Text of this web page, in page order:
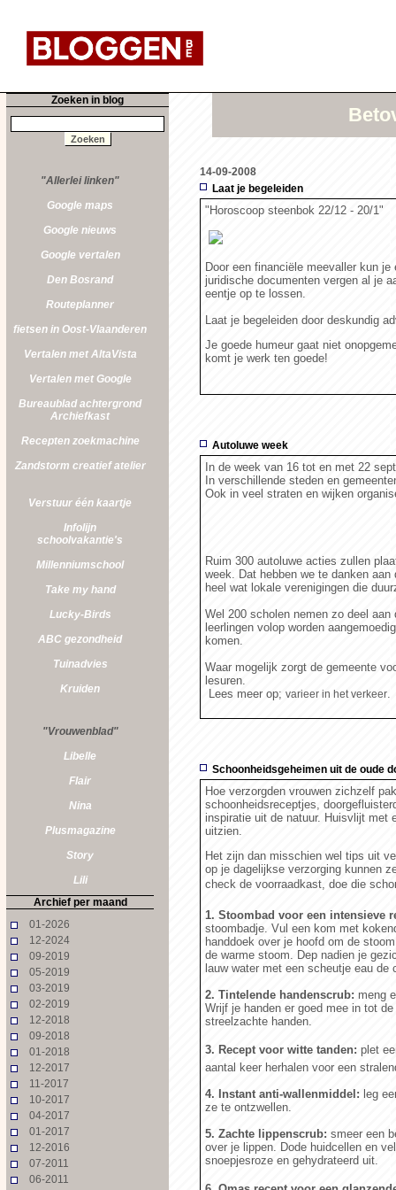
Zoeken in blog
"Allerlei linken"
Google maps
Google nieuws
Google vertalen
Den Bosrand
Routeplanner
fietsen in Oost-Vlaanderen
Vertalen met AltaVista
Vertalen met Google
Bureaublad achtergrond
Archiefkast
Recepten zoekmachine
Zandstorm creatief atelier
Verstuur één kaartje
Infolijn
schoolvakantie's
Millenniumschool
Take my hand
Lucky-Birds
ABC gezondheid
Tuinadvies
Kruiden
"Vrouwenblad"
Libelle
Flair
Nina
Plusmagazine
Story
Lili
Archief per maand
01-2026
12-2024
09-2019
05-2019
03-2019
02-2019
12-2018
09-2018
01-2018
12-2017
11-2017
10-2017
04-2017
01-2017
12-2016
07-2011
06-2011
14-09-2008
Laat je begeleiden
"Horoscoop steenbok 22/12 - 20/1"
Door een financiële meevaller kun
juridische documenten vergen al je
eentje op te lossen.
Laat je begeleiden door deskundig
Je goede humeur gaat niet
komt je werk ten goede!
Autoluwe week
In de week van 16 tot en met 22
In verschillende steden en
Ook in veel straten en wijken
Ruim 300 autoluwe acties zullen
week. Dat hebben we te danken
heel wat lokale verenigingen die
Wel 200 scholen nemen zo deel
leerlingen volop worden
komen.
Waar mogelijk zorgt de gemeente
lesuren.
Lees meer op; varieer in het verkeer
Schoonheidsgeheimen uit de oude
Hoe verzorgden vrouwen zichzelf
schoonheidsreceptjes,
inspiratie uit de natuur. Huisvlijt met
uitzien.
Het zijn dan misschien wel tips uit
op je dagelijkse verzorging kunnen
check de voorraadkast, doe die
1. Stoombad voor een intensieve
stoombadje. Vul een kom met
handdoek over je hoofd om de
de warme stoom. Dep nadien je
lauw water met een scheutje eau de
2. Tintelende handenscrub: meng
Wrijf je handen er goed mee in tot
streelzachte handen.
3. Recept voor witte tanden: plet
aantal keer herhalen voor een
4. Instant anti-wallenmiddel: leg
ze te ontzwellen.
5. Zachte lippenscrub: smeer een
over je lippen. Dode huidcellen en
snoepjesroze en gehydrateerd uit.